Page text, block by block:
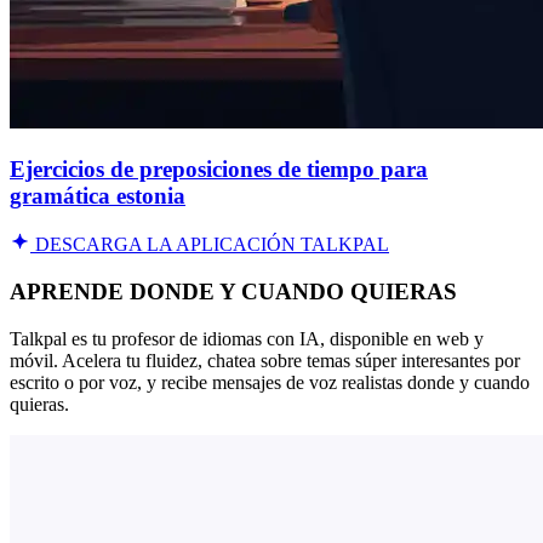
Ejercicios de preposiciones de tiempo para
gramática estonia
DESCARGA LA APLICACIÓN TALKPAL
APRENDE DONDE Y CUANDO QUIERAS
Talkpal es tu profesor de idiomas con IA, disponible en web y
móvil. Acelera tu fluidez, chatea sobre temas súper interesantes por
escrito o por voz, y recibe mensajes de voz realistas donde y cuando
quieras.